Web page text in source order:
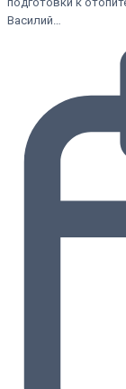
Василий…